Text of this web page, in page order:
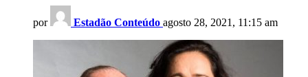
por Estadão Conteúdo agosto 28, 2021, 11:15 am